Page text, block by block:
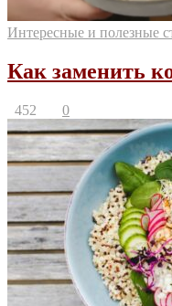
Интересные и полезные
Как заменить
452 0